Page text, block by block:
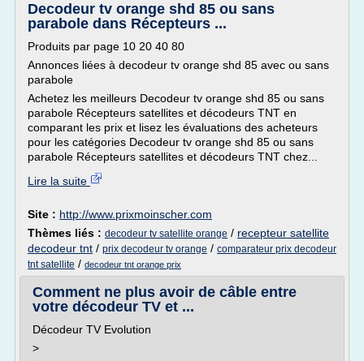
Decodeur tv orange shd 85 ou sans
parabole dans Récepteurs ...
Produits par page 10 20 40 80
Annonces liées à decodeur tv orange shd 85 avec ou sans
parabole
Achetez les meilleurs Decodeur tv orange shd 85 ou sans
parabole Récepteurs satellites et décodeurs TNT en
comparant les prix et lisez les évaluations des acheteurs
pour les catégories Decodeur tv orange shd 85 ou sans
parabole Récepteurs satellites et décodeurs TNT chez...
Lire la suite
Site : http://www.prixmoinscher.com
Thèmes liés : decodeur tv satellite orange / recepteur satellite
decodeur tnt / prix decodeur tv orange / comparateur prix decodeur
tnt satellite / decodeur tnt orange prix
Comment ne plus avoir de câble entre
votre décodeur TV et ...
Décodeur TV Evolution
>